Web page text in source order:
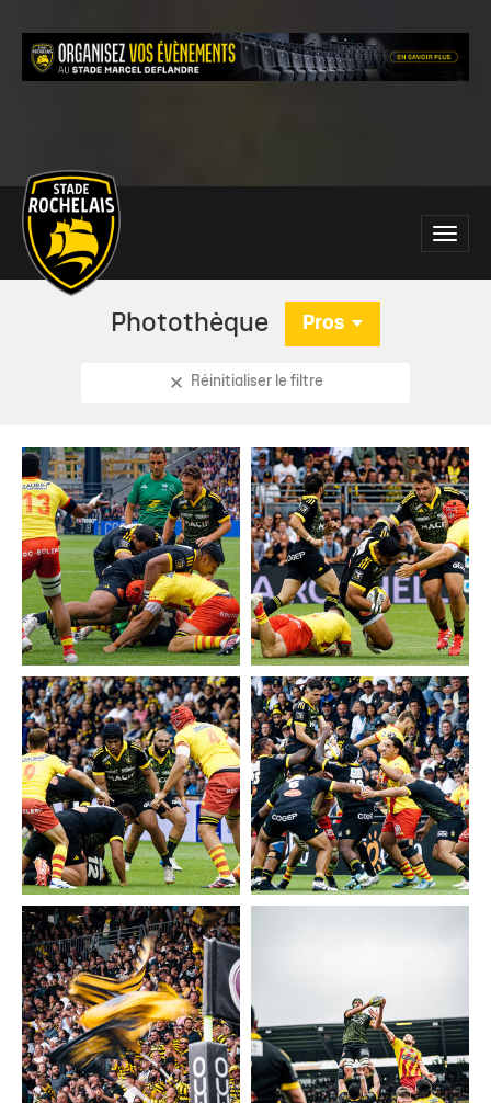
Main
site
navigation
Toggle
Photothèque Pros
Réinitialiser le filtre